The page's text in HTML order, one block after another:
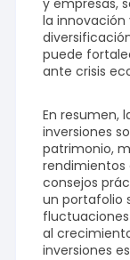
la innovación
puede
ante crisis
En resumen,
inversiones
patrimonio,
rendimientos
consejos
un portafolio
al
inversiones